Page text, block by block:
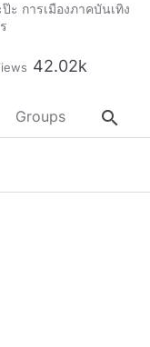
ะ การเมืองภาคบันเทิง
42.02k
Groups About
search